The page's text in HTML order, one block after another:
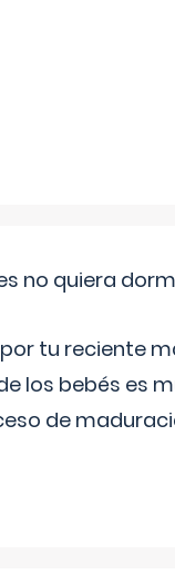
no quiera
tu reciente
los bebés es
de